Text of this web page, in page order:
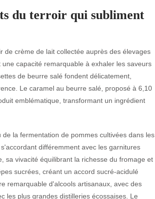
du terroir qui subliment
de crème de lait collectée auprès des élevages
capacité remarquable à exhaler les saveurs
de beurre salé fondent délicatement,
Le caramel au beurre salé, proposé à 6,10
emblématique, transformant un ingrédient
la fermentation de pommes cultivées dans les
différemment avec les garnitures
sa vivacité équilibrant la richesse du fromage et
sucrées, créant un accord sucré-acidulé
remarquable d'alcools artisanaux, avec des
les plus grandes distilleries écossaises. Le